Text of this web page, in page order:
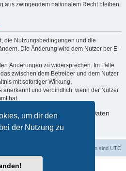
um dir den
der Nutzung zu
aus zwingendem nationalem Recht bleiben
die Nutzungsbedingungen und die
Die Änderung wird dem Nutzer per E-
Änderungen zu widersprechen. Im Falle
zwischen dem Betreiber und dem Nutzer
mit sofortiger Wirkung.
anerkannt und verbindlich, wenn der Nutzer
hat.
mit deinen persönlichen Daten
enthalten.
Alle Zeiten sind UTC
® Forum Software © phpBB Limited